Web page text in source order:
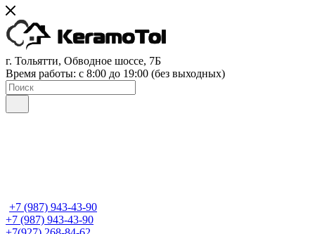
г. Тольятти, Обводное шоссе, 7Б
Время работы: c 8:00 до 19:00 (без выходных)
+7 (987) 943-43-90
+7 (987) 943-43-90